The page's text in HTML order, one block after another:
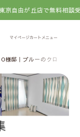
由が丘店で無料相談受付
様邸｜ブルーのクロスに合